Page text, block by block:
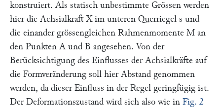
konstruiert. Als statisch unbestimmte Grössen werden
hier die AchsialkraftXim unteren Querriegel s und
die einander grössengleichen Rahmenmomente M an
den Punkten A und B angesehen. Von der
Berücksichtigung des Einflusses der Achsialkräfte auf
die Formveränderung soll hier Abstand genommen
werden, da dieser Einfluss in der Regel geringfügig ist.
Der Deformationszustand wird sich also wie in Fig. 2